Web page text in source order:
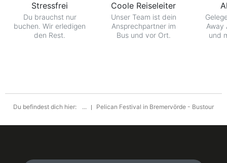
Stressfrei
Du brauchst nur
buchen. Wir erledigen
den Rest.
Coole Reiseleiter
Unser Team ist dein
Ansprechpartner im
Bus und vor Ort.
Away
und
Du befindest dich hier: ... Pelican Festival in Bremervörde - Bustour